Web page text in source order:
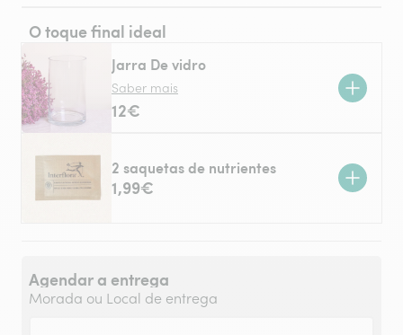
O toque final ideal
Jarra De vidro
Saber mais
12€
2 saquetas de nutrientes
1,99€
Agendar a entrega
Morada ou Local de entrega